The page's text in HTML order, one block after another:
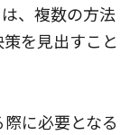
、複数の方法
を見出すこと
に必要となる